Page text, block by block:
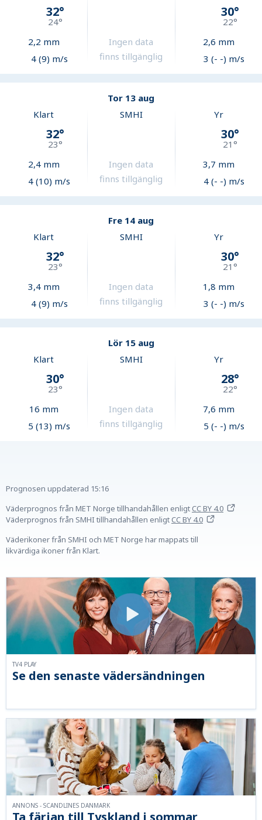
32°
24°
2,2 mm
4 (9) m/s
Ingen data
finns tillgänglig
30°
22°
2,6 mm
3 (- -) m/s
Tor 13 aug
Klart
32°
23°
2,4mm
4 (10) m/s
SMHI
Ingen data
finns tillgänglig
Yr
30°
21°
3,7 mm
4 (- -) m/s
Fre 14 aug
Klart
32°
23°
3,4mm
4 (9) m/s
SMHI
Ingen data
finns tillgänglig
Yr
30°
21°
1,8 mm
3 (- -) m/s
Lör 15 aug
Klart
30°
23°
16 mm
5 (13) m/s
SMHI
Ingen data
finns tillgänglig
Yr
28°
22°
7,6 mm
5 (- -) m/s
Prognosen uppdaterad 15:16
Väderprognos från MET Norge tillhandahållen enligtCC BY 4.0
Väderprognos från SMHI tillhandahållen enligtCC BY 4.0
Väderikoner från SMHI och MET Norge har mappats till
likvärdiga ikoner från Klart.
Se den senaste vädersändningen
TV4 PLAY
ANNONS - SCANDLINES DANMARK